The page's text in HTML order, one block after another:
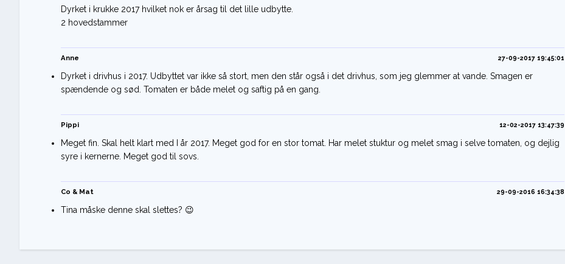
Dyrket i krukke 2017 hvilket nok er årsag til det lille udbytte.
Anne 27-09-2017 19:45:01
Dyrket i drivhus i 2017. Udbyttet var ikke så stort, men den står også i det drivhus, som jeg glemmer at vande. Smagen er
spændende og sød. Tomaten er både melet og saftig på en gang.
Pippi 12-02-2017 13:47:39
Meget fin. Skal helt klart med I år 2017. Meget god for en stor tomat. Har melet stuktur og melet smag i selve tomaten, og dejlig
syre i kernerne. Meget god til sovs.
Co & Mat 29-09-2016 16:34:38
Tina måske denne skal slettes? 😉